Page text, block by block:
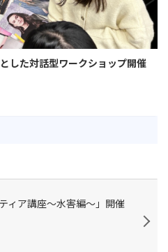
した対話型ワークショップ開催
ィア講座～水害編～」開催